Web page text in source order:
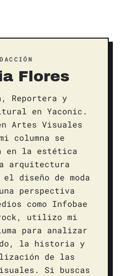
Flores
Reportera y
en Yaconic.
Artes Visuales
columna se
en la estética
arquitectura
diseño de moda
perspectiva
como Infobae
rock, utilizo mi
para analizar
la historia y
de las
Si buscas